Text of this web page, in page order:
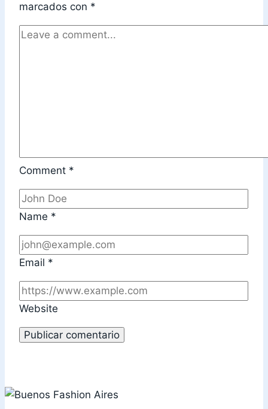
marcados con *
Comment *
Name *
Email *
Website